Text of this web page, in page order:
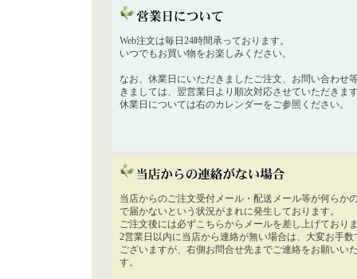
Web注文は毎日24時間承っております。
いつでもお買い物をお楽しみください。
なお、休業日にいただきましたご注文、お問い合わせ
きましては、翌営業日より順次対応させていただきま
休業日については右のカレンダーをご参照ください。
当店からのご注文受付メール・配送メール等が何らか
で届かないという状況がまれに発生しております。
ご注文後には必ずこちらからメールを差し上げており
2営業日以内に当店から連絡が無い場合は、大変お手数
ございますが、右側お問合せ先までご連絡をお願いい
す。